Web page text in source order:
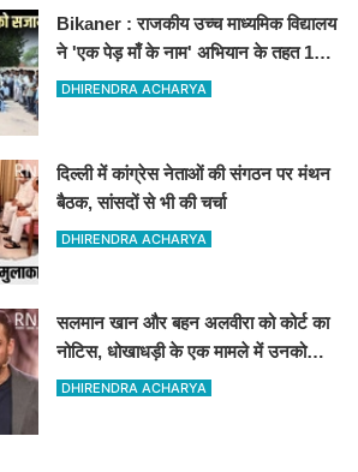
Bikaner : राजकीय उच्च माध्यमिक विद्यालय
ने 'एक पेड़ माँ के नाम' अभियान के तहत 101
पौधों का रोपण किया
DHIRENDRA ACHARYA
दिल्ली में कांग्रेस नेताओं की संगठन पर मंथन
बैठक, सांसदों से भी की चर्चा
DHIRENDRA ACHARYA
सलमान खान और बहन अलवीरा को कोर्ट का
नोटिस, धोखाधड़ी के एक मामले में उनको
नोटिस जारी किया गया है
DHIRENDRA ACHARYA